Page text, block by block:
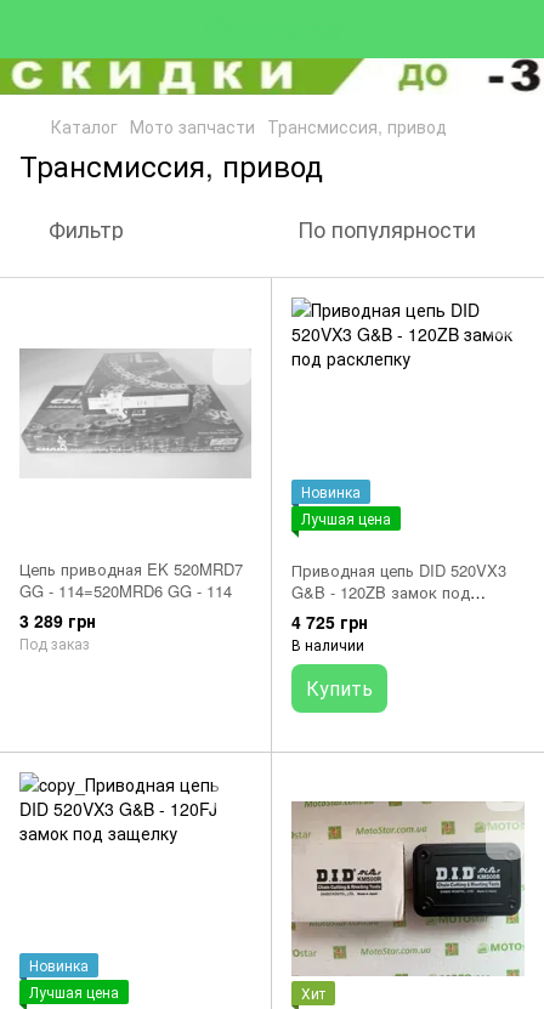
Каталог Мото запчасти Трансмиссия, привод
Трансмиссия, привод
Фильтр По популярности
Цепь приводная EK 520MRD7
GG - 114=520MRD6 GG - 114
3 289 грн
Под заказ
Новинка
Лучшая цена
Приводная цепь DID 520VX3
G&B - 120ZB замок под
расклепку
4 725 грн
В наличии
Купить
Новинка
Лучшая цена
Хит